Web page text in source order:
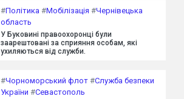
#Політика #Мобілізація #Чернівецька
область
У Буковині правоохоронці були
заарештовані за сприяння особам, які
ухиляються від служби.
#Чорноморський флот #Служба безпеки
України #Севастополь